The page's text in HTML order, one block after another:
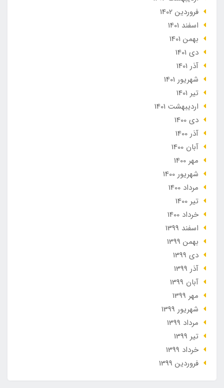
فروردین 1402
اسفند 1401
بهمن 1401
دی 1401
آذر 1401
شهریور 1401
تير 1401
ارديبهشت 1401
دی 1400
آذر 1400
آبان 1400
مهر 1400
شهریور 1400
مرداد 1400
تير 1400
خرداد 1400
اسفند 1399
بهمن 1399
دی 1399
آذر 1399
آبان 1399
مهر 1399
شهریور 1399
مرداد 1399
تير 1399
خرداد 1399
فروردین 1399